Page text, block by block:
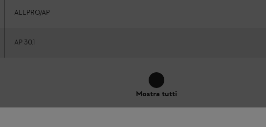
ALLPRO/AP
AP 30.1
Mostra tutti